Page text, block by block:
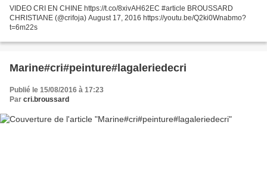
VIDEO CRI EN CHINE https://t.co/8xivAH62EC #article BROUSSARD
CHRISTIANE (@crifoja) August 17, 2016 https://youtu.be/Q2ki0Wnabmo?
t=6m22s
Marine#cri#peinture#lagaleriedecri
Publié le 15/08/2016 à 17:23
Par cri.broussard